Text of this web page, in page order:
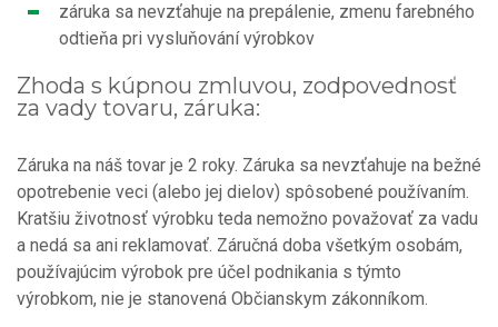
záruka sa nevzťahuje na prepálenie, zmenu farebného
odtieňa pri vysluňování výrobkov
Zhoda s kúpnou zmluvou, zodpovednosť
za vady tovaru, záruka:
Záruka na náš tovar je 2 roky. Záruka sa nevzťahuje na bežné
opotrebenie veci (alebo jej dielov) spôsobené používaním.
Kratšiu životnosť výrobku teda nemožno považovať za vadu
a nedá sa ani reklamovať. Záručná doba všetkým osobám,
používajúcim výrobok pre účel podnikania s týmto
výrobkom, nie je stanovená Občianskym zákonníkom.